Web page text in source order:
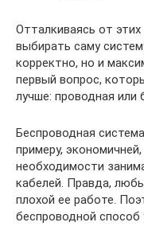
Отталкиваясь от
выбирать саму
корректно, но и
первый вопрос,
лучше: проводная или
Беспроводная
примеру,
необходимости
кабелей. Правда,
плохой ее работе.
беспроводной способ